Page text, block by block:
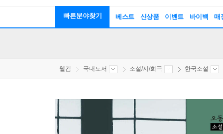
빠른분야찾기 베스트 신상품 이벤트 바이백 매
웰컴 국내도서 소설/시/희곡 한국소설